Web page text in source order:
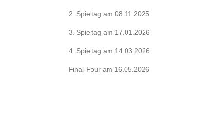
2. Spieltag am 08.11.2025
3. Spieltag am 17.01.2026
4. Spieltag am 14.03.2026
Final-Four am 16.05.2026